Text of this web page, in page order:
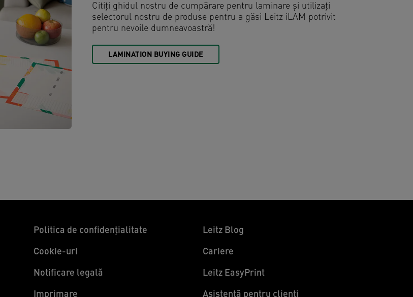
Citiți ghidul nostru de cumpărare pentru laminare și utilizați
selectorul nostru de produse pentru a găsi Leitz iLAM potrivit
pentru nevoile dumneavoastră!
LAMINATION BUYING GUIDE
Politica de confidențialitate
Cookie-uri
Notificare legală
Imprimare
Leitz Blog
Cariere
Leitz EasyPrint
Asistență pentru clienți